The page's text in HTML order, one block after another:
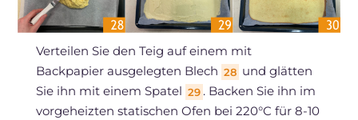
Verteilen Sie den Teig auf einem mit
Backpapier ausgelegten Blech 28 und glätten
Sie ihn mit einem Spatel 29 . Backen Sie ihn im
vorgeheizten statischen Ofen bei 220°C für 8-10